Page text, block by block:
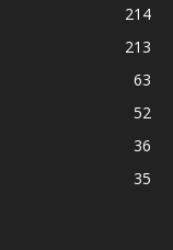
214
213
63
52
36
35